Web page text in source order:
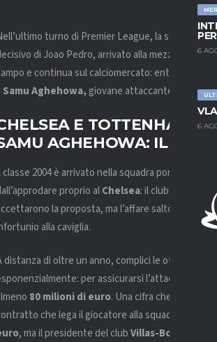
6
6
turno di Premier League, la sfida tra
di Joao Pedro, arrivato alla mezz’ora di
e continua sul calciomercato: entrambe le
Samu Aghehowa, giovane attaccante del
E TOTTENHAM
AGHEHOWA: IL
classe 2004 è arrivato nella squadra portoghese
proprio alChelsea: il club inglese
la proposta, ma l’affare saltò a
alla caviglia.
distanza di oltre un anno, complici le ottime
per assicurarsi l’attaccante
80 milioni di euro. Una cifra che, in
che lega il giocatore alla squadra
, ma il presidente del clubVillas-Boas